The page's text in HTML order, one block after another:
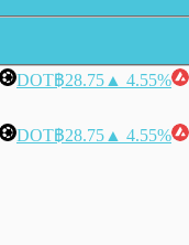
DOT฿28.75 ▲ 4.55%
DOT฿28.75 ▲ 4.55%